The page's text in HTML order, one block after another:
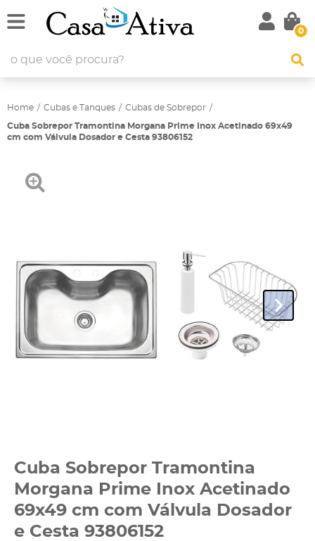
0
Home Cubas e Tanques Cubas de Sobrepor
Cuba Sobrepor Tramontina Morgana Prime Inox Acetinado 69x49
cm com Válvula Dosador e Cesta 93806152
Cuba Sobrepor Tramontina
Morgana Prime Inox Acetinado
69x49 cm com Válvula Dosador
e Cesta 93806152